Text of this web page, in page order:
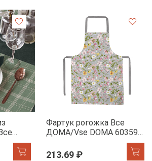
Фартук рогожка Все
ДОМА/Vse DOMA 60359-
213.69 ₽